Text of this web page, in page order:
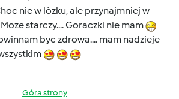
nie w lòzku, ale przynajmniej w
starczy.... Goraczki nie mam
byc zdrowa.... mam nadzieje
Góra strony